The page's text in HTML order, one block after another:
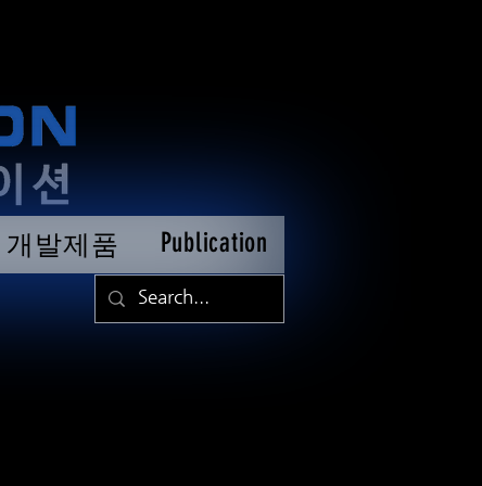
개발제품 Publication